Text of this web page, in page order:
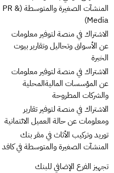
المنشآت الصغيرة والمتوسطة (PR &
Media)
الاشتراك في منصة لتوفير معلومات
عن الأسواق وتحاليل وتقارير بيوت
الخبرة
الاشتراك في منصة لتوفير معلومات
عن المؤسسات الماليةالمحلية
والشركات المطروحة
الاشتراك في منصة لتوفير تقارير
ومعلومات عن حالة العميل الائتمانية
توريد وتركيب الأثاث في مقر بنك
المنشآت الصغيرة والمتوسطة في كافد
تجهيز الفرع الإضافي للبنك